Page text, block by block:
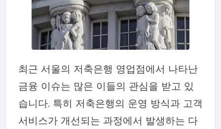
최근 서울의 저축은행 영업점에서 나타난
금융 이슈는 많은 이들의 관심을 받고 있
습니다. 특히 저축은행의 운영 방식과 고객
서비스가 개선되는 과정에서 발생하는 다